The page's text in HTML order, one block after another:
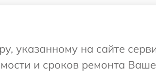
указанному на сайте
и сроков ремонта